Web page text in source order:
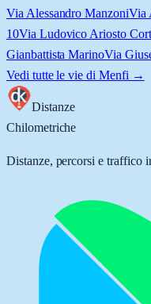
Via Alessandro ManzoniVia
10Via Ludovico Ariosto
Gianbattista MarinoVia
Vedi tutte le vie di Menfi →
Distanze
Chilometriche
Distanze, percorsi e traffico